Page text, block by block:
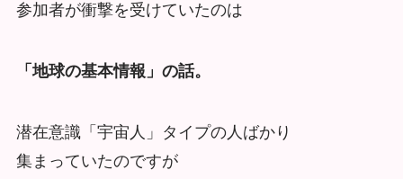
参加者が衝撃を受けていたのは
「地球の基本情報」の話。
潜在意識「宇宙人」タイプの人ばかり
集まっていたのですが